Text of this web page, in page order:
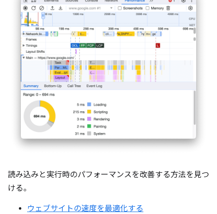
読み込みと実行時のパフォーマンスを改善する方法を見つ
ける。
ウェブサイトの速度を最適化する